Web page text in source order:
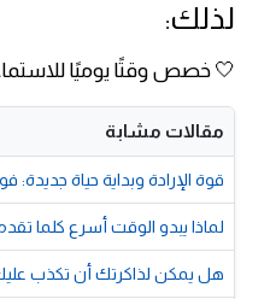
لذلك:
🤍 خصص وقتًا يوميًا
مقالات مشابة
قوة الإرادة وبداية حياة جديدة:
لماذا يبدو الوقت أسرع كلما
هل يمكن لذاكرتك أن تكذب